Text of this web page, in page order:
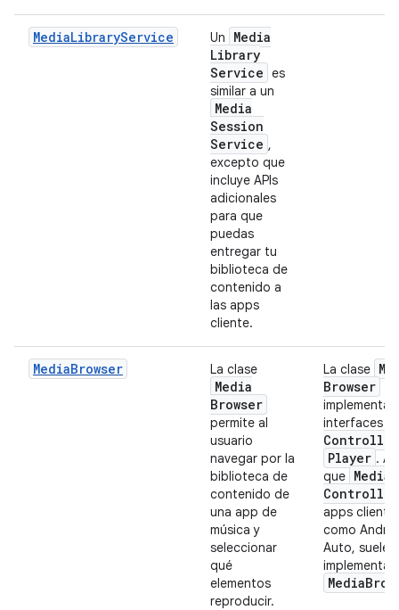
MediaLibraryService Un
Media
Library
Service es
similar a un
Media
Session
Service ,
excepto que
incluye APIs
adicionales
para que
puedas
entregar tu
biblioteca de
contenido a
las apps
cliente.
MediaBrowser La clase
Media
Browser
permite al
usuario
navegar por la
biblioteca de
contenido de
una app de
música y
seleccionar
qué
elementos
reproducir.
La clase
Browser
implementa
interfaces
Controller
Player . Al
que Media
Controller
apps cliente,
como
Auto, suelen
implementar
Media